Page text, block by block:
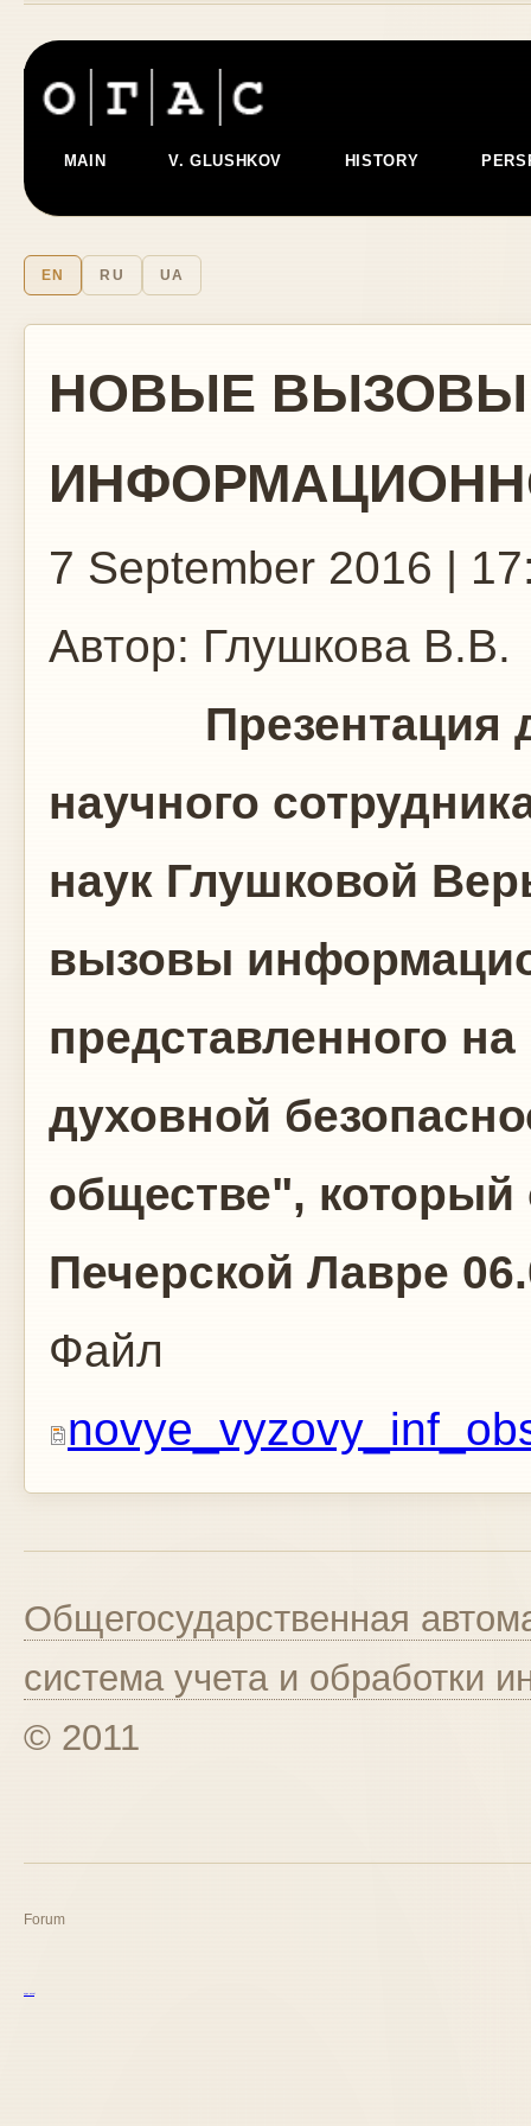
MAIN V. GLUSHKOV HISTORY
EN RU UA
НОВЫЕ ВЫЗОВЫ
7 September 2016 |
Автор: Глушкова В.В.
Презентация
научного
наук Глушковой
вызовы
представленного
духовной
обществе", который
Печерской Лавре
Файл
Общегосударственная
система учета и обработки
© 2011
Forum
курс excel